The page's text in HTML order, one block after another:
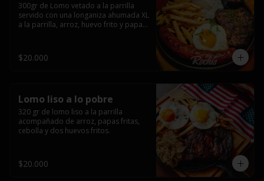
300gr de Lomo vetado a la parrilla
servido con una longaniza ahumada XL
a la parrilla, arroz, huevo frito y papas
$20.000
Lomo liso a lo pobre
320 gr de lomo liso a la parrilla
acompañado de arroz, papas fritas,
cebolla y dos huevos fritos.
$20.000